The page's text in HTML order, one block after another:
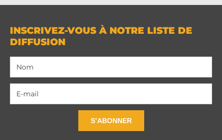
INSCRIVEZ-VOUS À NOTRE LISTE DE
DIFFUSION
S’ABONNER